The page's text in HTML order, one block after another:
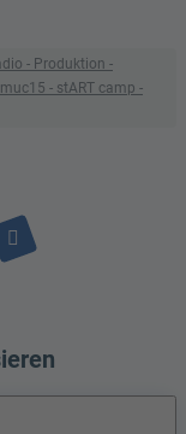
- Produktion -
- stART camp -